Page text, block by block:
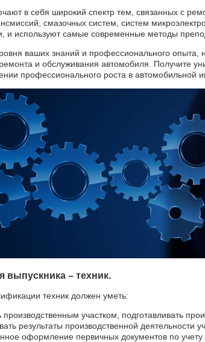
в себя широкий спектр тем, связанных с
смазочных систем, систем
и используют самые современные методы
ваших знаний и профессионального опыта,
и обслуживания автомобиля. Получите
профессионального роста в
выпускника – техник.
техник должен уметь:
производственным участком, подготавливать
результаты производственной деятельности
оформление первичных документов по